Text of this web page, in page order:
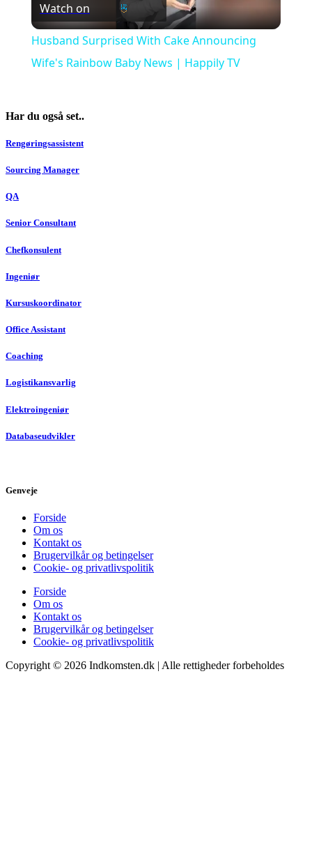
Video
Watch on
Husband Surprised With Cake Announcing
Wife's Rainbow Baby News | Happily TV
Har du også set..
Rengøringsassistent
Sourcing Manager
QA
Senior Consultant
Chefkonsulent
Ingeniør
Kursuskoordinator
Office Assistant
Coaching
Logistikansvarlig
Elektroingeniør
Databaseudvikler
Genveje
Forside
Om os
Kontakt os
Brugervilkår og betingelser
Cookie- og privatlivspolitik
Forside
Om os
Kontakt os
Brugervilkår og betingelser
Cookie- og privatlivspolitik
Copyright © 2026 Indkomsten.dk | Alle rettigheder forbeholdes